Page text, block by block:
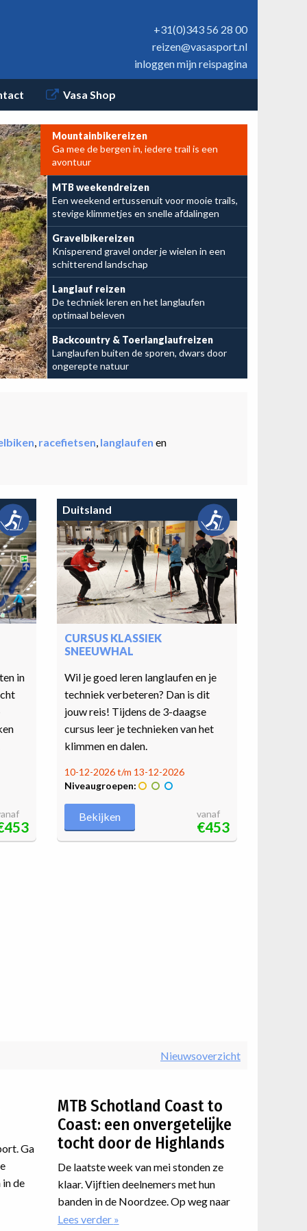
+31(0)343 56 28 00
reizen@vasasport.nl
inloggen mijn reispagina
Vasa Shop
Van flowtrails tot ruige downhills
Een heerlijk
najaarsweekend
Bekijk de mogelijkheden
Mountainbikereizen
Ga mee de bergen in, iedere trail is een
avontuur
MTB weekendreizen
Een weekend ertussenuit voor mooie trails,
stevige klimmetjes en snelle afdalingen
Gravelbikereizen
Knisperend gravel onder je wielen in een
schitterend landschap
Langlauf reizen
De techniek leren en het langlaufen
optimaal beleven
Backcountry & Toerlanglaufreizen
Langlaufen buiten de sporen, dwars door
ongerepte natuur
, racefietsen, langlaufen en
in
Duitsland
CURSUS KLASSIEK
SNEEUWHAL
Wil je goed leren langlaufen en je
techniek verbeteren? Dan is dit
jouw reis! Tijdens de 3-daagse
cursus leer je technieken van het
klimmen en dalen.
10-12-2026 t/m 13-12-2026
Niveaugroepen:
Bekijken vanaf
€453
Nieuwsoverzicht
Ga
de
MTB Schotland Coast to
Coast: een onvergetelijke
tocht door de Highlands
De laatste week van mei stonden ze
klaar. Vijftien deelnemers met hun
banden in de Noordzee. Op weg naar
de Atlantische westkust van
Lees verder over